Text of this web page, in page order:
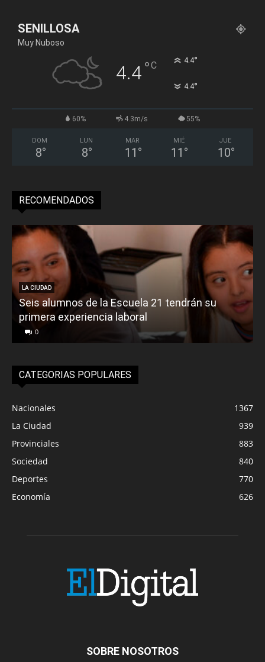
SENILLOSA
Muy Nuboso
4.4°C 4.4°
4.4°
60% 4.3m/s 55%
DOM
8°
LUN
8°
MAR
11 °
MIÉ
11 °
JUE
10°
RECOMENDADOS
LA CIUDAD
Seis alumnos de la Escuela 21 tendrán su
primera experiencia laboral
0
CATEGORIAS POPULARES
Nacionales
1367
La Ciudad
939
Provinciales
883
Sociedad
840
Deportes
770
Economía
626
SOBRE NOSOTROS